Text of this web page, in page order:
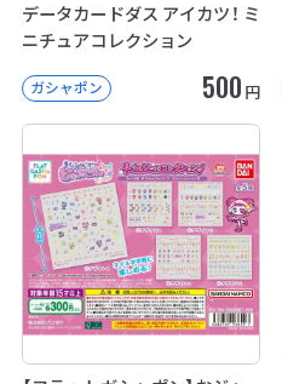
データカードダス アイカツ！ ミ
ニチュアコレクション
ガシャポン 500 円